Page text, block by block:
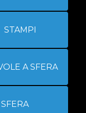
STAMPI
A SFERA